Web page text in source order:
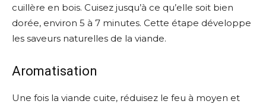
cuillère en bois. Cuisez jusqu’à ce qu’elle soit bien
dorée, environ 5 à 7 minutes. Cette étape développe
les saveurs naturelles de la viande.
Aromatisation
Une fois la viande cuite, réduisez le feu à moyen et